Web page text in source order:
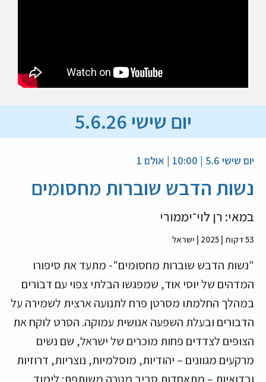
יום שישי 5.6.26
יום שישי 5.6 | 10:00 | אולם 1
נשות הדבש שוברות מחסומים
במאי: רן לוי־יממורי
53 דקות | 2025 | ישראל
"נשות הדבש שוברות מחסומים"- מתעד את סיפורו
המדהים של יוסי אוד, שמפגשו הבלתי צפוי עם דבורים
במהלך החלמתו מסרטן פרח לתנועה ארצית לשמירה על
הדבורים ובעלת השפעה אנושית עמוקה. הסרט לוקח את
הצופים לצדדים פחות מוכרים של ישראל, שם נשים
מרקעים מגוונים – יהודיות, מוסלמיות, נוצריות, דרוזיות